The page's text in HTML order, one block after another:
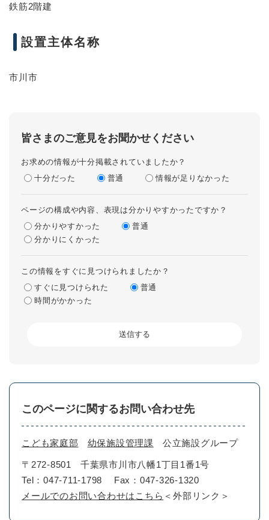
鉄筋2階建
設置主体名称
市川市
皆さまのご意見をお聞かせください
お求めの情報が十分掲載されていましたか？
十分だった
普通 情報が足りなかった
ページの構成や内容、表現は分かりやすかったですか？
分かりやすかった
普通
分かりにくかった
この情報をすぐに見つけられましたか？
すぐに見つけられた
普通
時間がかかった
このページに関するお問い合わせ先
こども家庭部 幼保施設管理課 公立施設グループ
〒272-8501
千葉県市川市八幡1丁目1番1号
Tel：047-711-1798
Fax：047-326-1320
メールでのお問い合わせはこちら ＜外部リンク＞